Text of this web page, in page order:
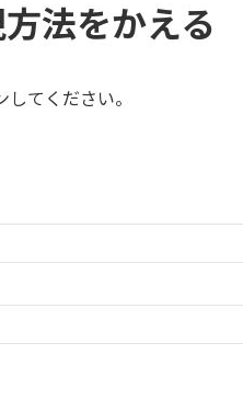
法をかえる
てください。